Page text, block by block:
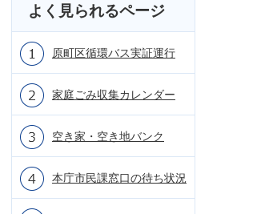
よく見られるページ
原町区循環バス実証運行
家庭ごみ収集カレンダー
空き家・空き地バンク
本庁市民課窓口の待ち状況